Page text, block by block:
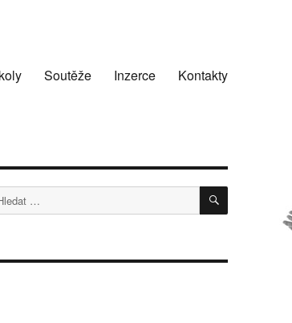
Soutěže Inzerce Kontakty
HLEDÁNÍ